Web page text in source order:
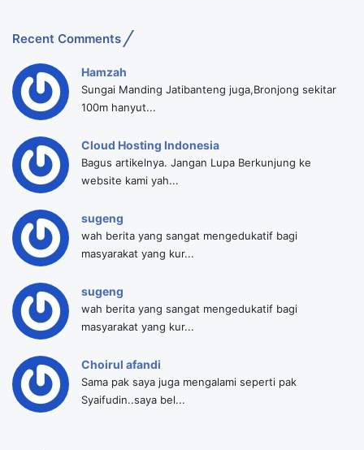
Recent Comments
Hamzah
Sungai Manding Jatibanteng juga,Bronjong sekitar
100m hanyut...
Cloud Hosting Indonesia
Bagus artikelnya. Jangan Lupa Berkunjung ke
website kami yah...
sugeng
wah berita yang sangat mengedukatif bagi
masyarakat yang kur...
sugeng
wah berita yang sangat mengedukatif bagi
masyarakat yang kur...
Choirul afandi
Sama pak saya juga mengalami seperti pak
Syaifudin..saya bel...